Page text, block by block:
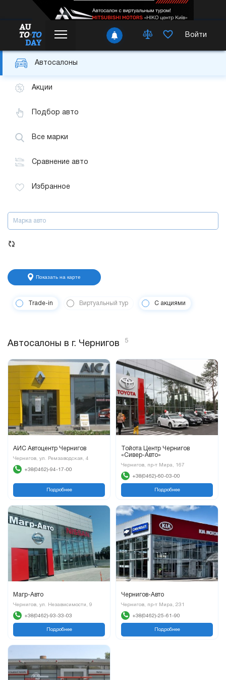
Войти
Автосалоны
Акции
Подбор авто
Все марки
Сравнение авто
Избранное
Марка авто
Показать на карте
Trade-in Виртуальный тур С акциями
Автосалоны в г. Чернигов 5
АИС Автоцентр Чернигов
Чернигов, ул. Ремзаводская, 4
+38(0462)-94-17-00
Подробнее
Тойота Центр Чернигов
«Сивер-Авто»
Чернигов, пр-т Мира, 167
+38(0462)-60-03-00
Подробнее
Магр-Авто
Чернигов, ул. Независимости, 9
+38(0462)-93-33-03
Подробнее
Чернигов-Авто
Чернигов, пр-т Мира, 231
+38(0462)-25-61-90
Подробнее